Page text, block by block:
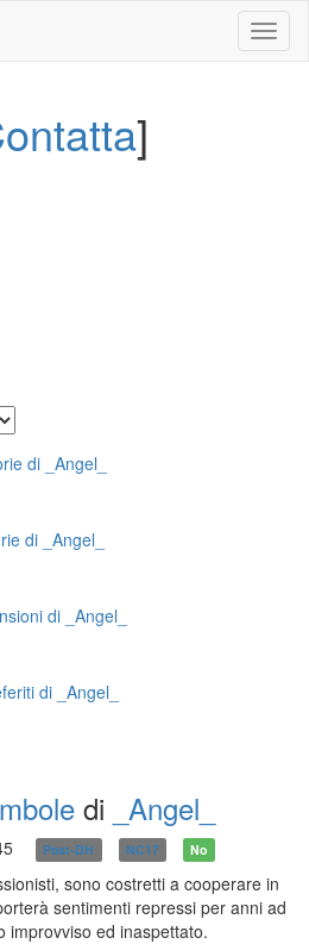
]
di _Angel_
di _Angel_
di _Angel_
di _Angel_
di _Angel_
Post-DH NC17 No
sono costretti a cooperare in
sentimenti repressi per anni ad
improvviso ed inaspettato.